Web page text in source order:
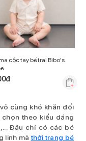
cộc tay bé trai Bibo's
đ
cùng khó khăn đối
theo kiểu dáng
Đâu chỉ có các bé
linh mà thời trang bé